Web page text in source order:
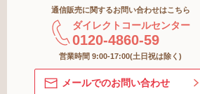
ボトム
ショーツ
ストッキング＆タイツ
通信販売に関するお問い合わせはこちら
ダイレクトコールセンター
0120-4860-59
営業時間 9:00-17:00(土日祝は除く)
メールでのお問い合わせ